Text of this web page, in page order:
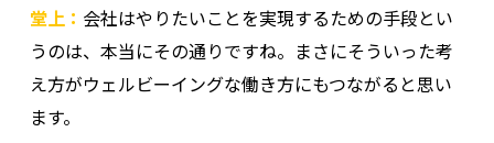
堂上： 会社はやりたいことを実現するための手段とい
うのは、本当にその通りですね。まさにそういった考
え方がウェルビーイングな働き方にもつながると思い
ます。